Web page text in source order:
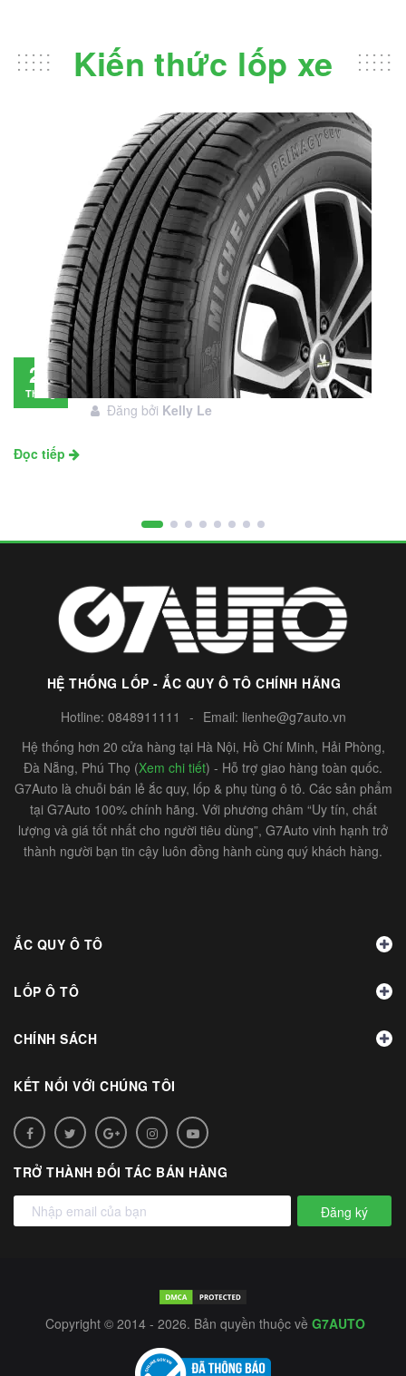
Kiến thức lốp xe
28
Tháng
Đánh giá lốp Michelin Primacy SUV: Đáng
đầu tư không?
Đăng bởi Kelly Le
Đọc tiếp
HỆ THỐNG LỐP - ẮC QUY Ô TÔ CHÍNH HÃNG
Hotline: 0848911111 - Email: lienhe@g7auto.vn
Hệ thống hơn 20 cửa hàng tại Hà Nội, Hồ Chí Minh, Hải Phòng,
Đà Nẵng, Phú Thọ (Xem chi tiết) - Hỗ trợ giao hàng toàn quốc.
G7Auto là chuỗi bán lẻ ắc quy, lốp & phụ tùng ô tô. Các sản phẩm
tại G7Auto 100% chính hãng. Với phương châm “Uy tín, chất
lượng và giá tốt nhất cho người tiêu dùng”, G7Auto vinh hạnh trở
thành người bạn tin cậy luôn đồng hành cùng quý khách hàng.
ẮC QUY Ô TÔ
LỐP Ô TÔ
CHÍNH SÁCH
KẾT NỐI VỚI CHÚNG TÔI
TRỞ THÀNH ĐỐI TÁC BÁN HÀNG
Đăng ký
Copyright © 2014 - 2026. Bản quyền thuộc về G7AUTO